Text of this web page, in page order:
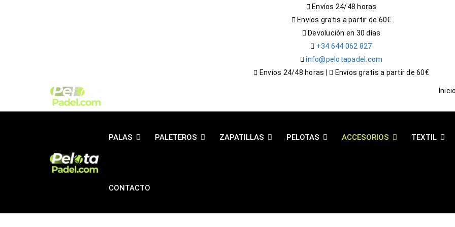
Envíos 24/48 horas
Envíos gratis a partir de 60€
Devolución en 30 días
+34 644 062 827
info@pelotapadel.com
Envíos 24/48 horas |
Envíos gratis a partir de 60€
PALAS PALETEROS ZAPATILLAS PELOTAS ACCESORIOS TEXTIL
CONTACTO